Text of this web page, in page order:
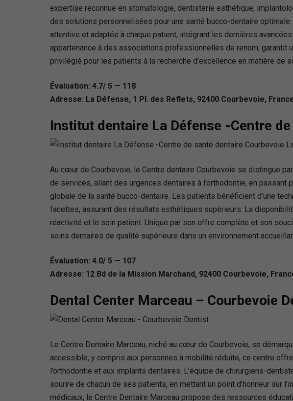
expertise reconnue en stomatologie, dentisterie esthétique,
des solutions personnalisées pour une santé bucco-dentaire
attentive et adaptée à chaque patient, intégrant les dernières
appartenance à des associations professionnelles de renom,
privilégié pour les patients à la recherche d’excellence en matière de
Évaluation: 4.7/ 5 — 118
Adresse: La Défense, 1 Pl. des Reflets, 92400 Courbevoie,
Institut dentaire La Défense -Centre
Au cœur de Courbevoie, le Centre dentaire Courbevoie se distingue
de services, allant des urgences dentaires à l’orthodontie, en passant
globale de la santé bucco-dentaire. Les patients bénéficient d’une
facettes, assurant des résultats esthétiques supérieurs. La
réactivité et le soin patient. Unique par son offre complète et son
soins dentaires de qualité supérieure dans un environnement
Évaluation: 4.0/ 5 — 107
Adresse: 12 Bd de la Mission Marchand, 92400 Courbevoie,
Dental Center Marceau – Courbevoie
Le Centre Dentaire Marceau, niché au cœur de Courbevoie, se
accessible, y compris aux personnes à mobilité réduite, ce centre
l’orthodontie et aux implants dentaires. L’équipe de chirurgiens-
sourire de chacun de ses patients, en mettant un point d’honneur sur
médicaux, le Centre Dentaire Marceau propose des ressources